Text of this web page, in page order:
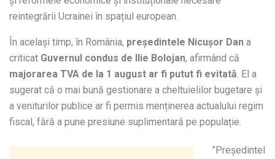
reintegrării Ucrainei în spațiul european.
În același timp, în România, președintele Nicușor Dan a
criticat Guvernul condus de Ilie Bolojan, afirmând că
majorarea TVA de la 1 august ar fi putut fi evitată . El a
sugerat că o mai bună gestionare a cheltuielilor bugetare și
a veniturilor publice ar fi permis menținerea actualului regim
fiscal, fără a pune presiune suplimentară pe populație.
”Președintel